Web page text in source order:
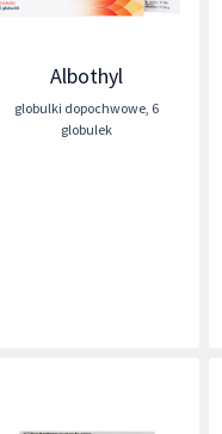
Albothyl
globulki dopochwowe, 6
globulek